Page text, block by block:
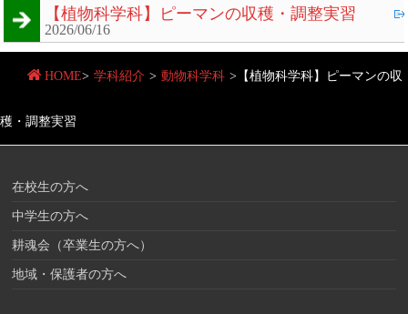
【植物科学科】ピーマンの収穫・調整実習
2026/06/16
HOME> 学科紹介 > 動物科学科 > 【植物科学科】ピーマンの収
穫・調整実習
在校生の方へ
中学生の方へ
耕魂会（卒業生の方へ）
地域・保護者の方へ